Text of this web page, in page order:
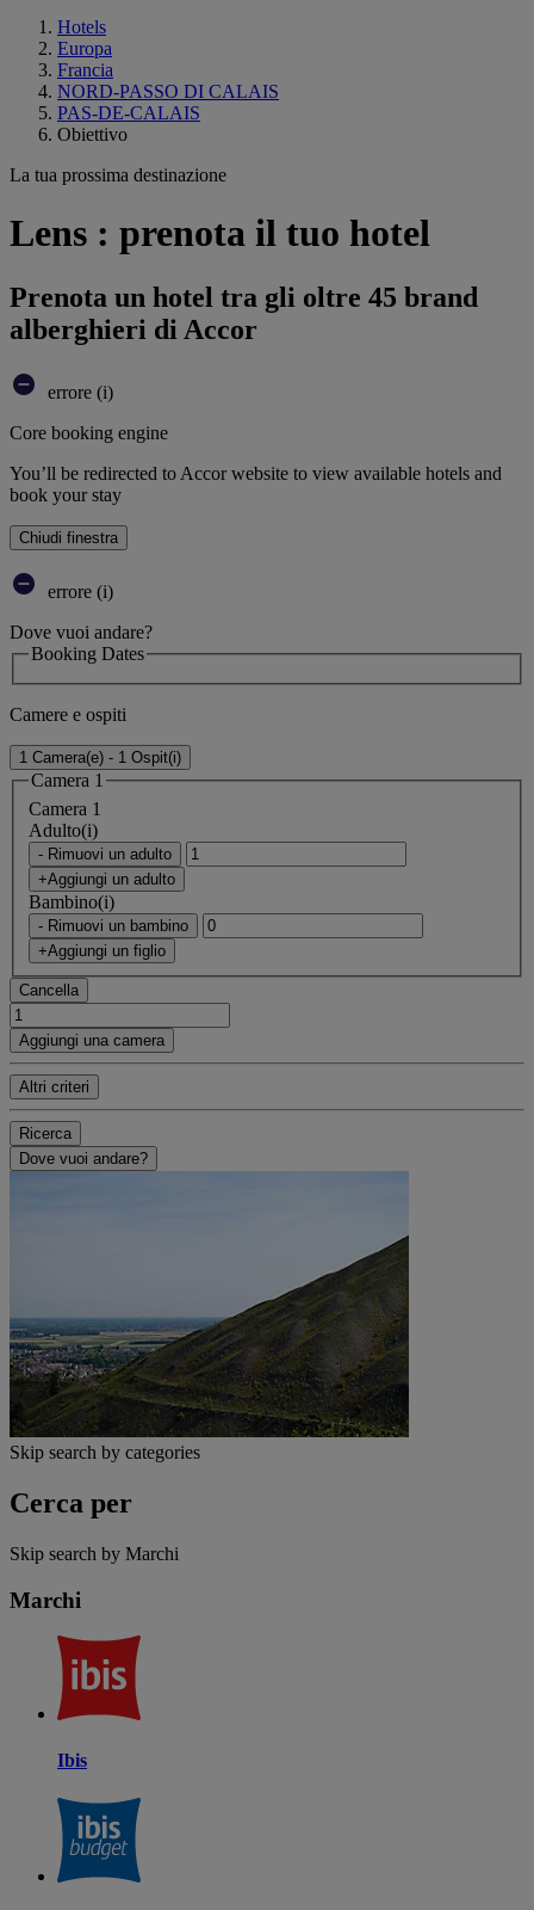
Hotels
Europa
Francia
NORD-PASSO DI CALAIS
PAS-DE-CALAIS
Obiettivo
La tua prossima destinazione
Lens : prenota il tuo hotel
Prenota un hotel tra gli oltre 45 brand
alberghieri di Accor
errore (i)
Core booking engine
You’ll be redirected to Accor website to view available hotels and
book your stay
Chiudi finestra
errore (i)
Dove vuoi andare?
Booking Dates
Camere e ospiti
1 Camera(e) - 1 Ospit(i)
Camera 1
Camera 1
Adulto(i)
- Rimuovi un adulto
+Aggiungi un adulto
Bambino(i)
- Rimuovi un bambino
+Aggiungi un figlio
Cancella
Aggiungi una camera
Altri criteri
Ricerca
Dove vuoi andare?
Skip search by categories
Cerca per
Skip search by Marchi
Marchi
Ibis